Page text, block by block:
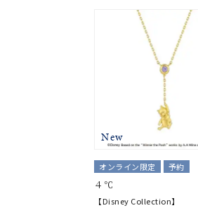
カテゴリー
素材
誕生石
New
オンライン限定 予約
４℃
【Disney Collection】